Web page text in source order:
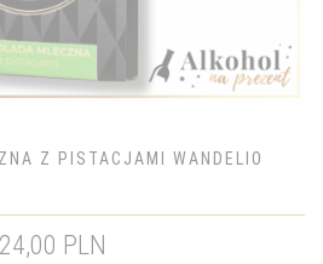
Z PISTACJAMI WANDELIO
24,00 PLN